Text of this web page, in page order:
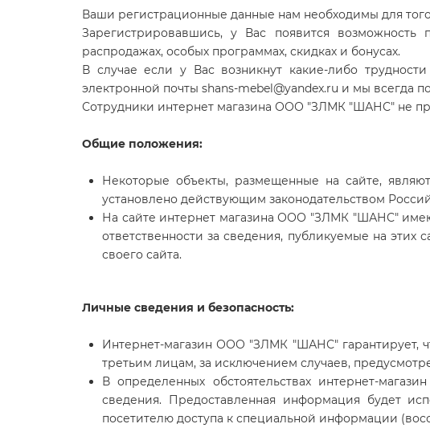
Ваши регистрационные данные нам необходимы для
Зарегистрировавшись, у Вас появится
распродажах, особых программах, скидках и бонусах.
В случае если у Вас возникнут какие-либо
электронной почты shans-mebel@yandex.ru и мы всегда
Сотрудники интернет магазина ООО "ЗЛМК "ШАНС" не
Общие положения:
Некоторые объекты, размещенные на сайте,
установлено действующим законодательством
На сайте интернет магазина ООО "ЗЛМК "ШАНС"
ответственности за сведения, публикуемые на этих
своего сайта.
Личные сведения и безопасность:
Интернет-магазин ООО "ЗЛМК "ШАНС" гарантирует,
третьим лицам, за исключением случаев,
В определенных обстоятельствах интернет-
сведения. Предоставленная информация будет
посетителю доступа к специальной информации